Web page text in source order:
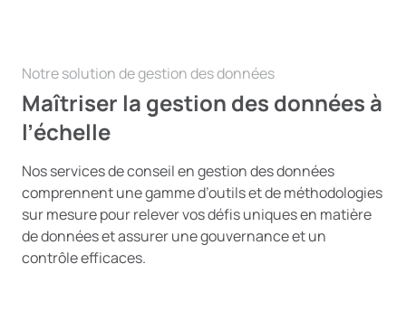
Notre solution de gestion des données
Maîtriser la gestion des données à
l’échelle
Nos services de conseil en gestion des données
comprennent une gamme d’outils et de méthodologies
sur mesure pour relever vos défis uniques en matière
de données et assurer une gouvernance et un
contrôle efficaces.